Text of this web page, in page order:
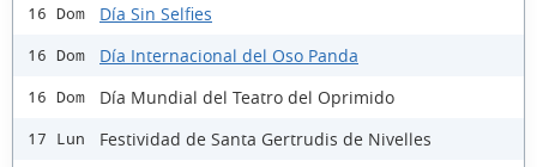
16 Dom Día Sin Selfies
16 Dom Día Internacional del Oso Panda
16 Dom Día Mundial del Teatro del Oprimido
17 Lun Festividad de Santa Gertrudis de Nivelles